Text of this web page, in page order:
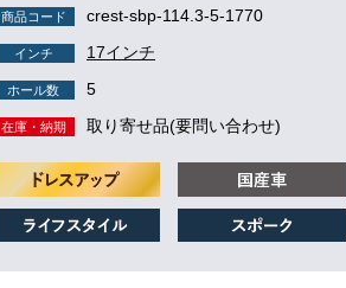
商品コード crest-sbp-114.3-5-1770
インチ 17インチ
ホール数 5
在庫・納期 取り寄せ品(要問い合わせ)